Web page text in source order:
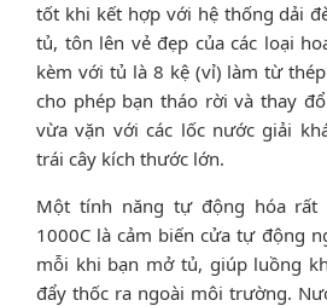
tốt khi kết hợp với hệ thống dải
tủ, tôn lên vẻ đẹp của các loại
kèm với tủ là 8 kệ (vỉ) làm từ
cho phép bạn tháo rời và thay
vừa vặn với các lốc nước giải
trái cây kích thước lớn.
Một tính năng tự động hóa rất
1000C là cảm biến cửa tự động
mỗi khi bạn mở tủ, giúp luồng
đẩy thốc ra ngoài môi trường.